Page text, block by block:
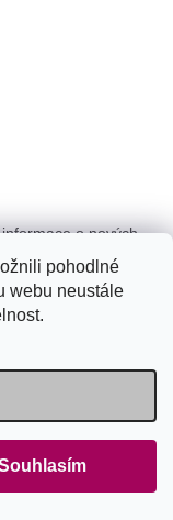
pohodlné
webu neustále
o nových